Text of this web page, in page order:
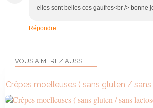
elles sont belles ces gaufres<br /> bonne
Répondre
VOUS AIMEREZ AUSSI :
Crêpes moelleuses ( sans gluten /